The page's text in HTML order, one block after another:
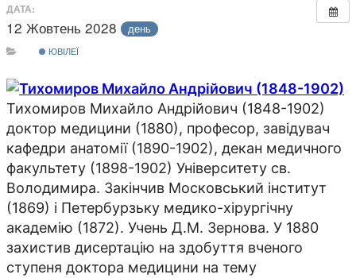
ДАТА:
12 Жовтень 2028 день
ЮВІЛЕЇ
Тихомиров Михайло Андрійович (1848-1902)
доктор медицини (1880), професор, завідувач
кафедри анатомії (1890-1902), декан медичного
факультету (1898-1902) Університету св.
Володимира. Закінчив Московський інститут
(1869) і Петербурзьку медико-хірургічну
академію (1872). Учень Д.М. Зернова. У 1880
захистив дисертацію на здобуття вченого
ступеня доктора медицини на тему